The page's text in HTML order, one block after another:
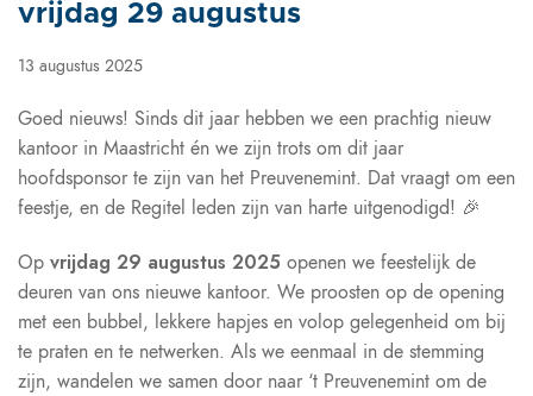
vrijdag 29 augustus
13 augustus 2025
Goed nieuws! Sinds dit jaar hebben we een prachtig nieuw
kantoor in Maastricht én we zijn trots om dit jaar
hoofdsponsor te zijn van het Preuvenemint. Dat vraagt om een
feestje, en de Regitel leden zijn van harte uitgenodigd! 🎉
Op vrijdag 29 augustus 2025 openen we feestelijk de
deuren van ons nieuwe kantoor. We proosten op de opening
met een bubbel, lekkere hapjes en volop gelegenheid om bij
te praten en te netwerken. Als we eenmaal in de stemming
zijn, wandelen we samen door naar ‘t Preuvenemint om de